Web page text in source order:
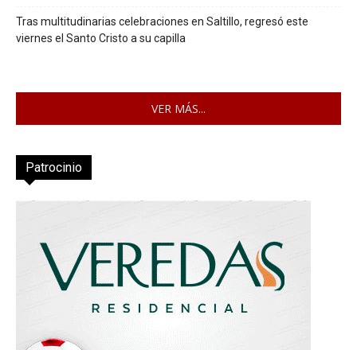
Tras multitudinarias celebraciones en Saltillo, regresó este
viernes el Santo Cristo a su capilla
VER MÁS...
Patrocinio